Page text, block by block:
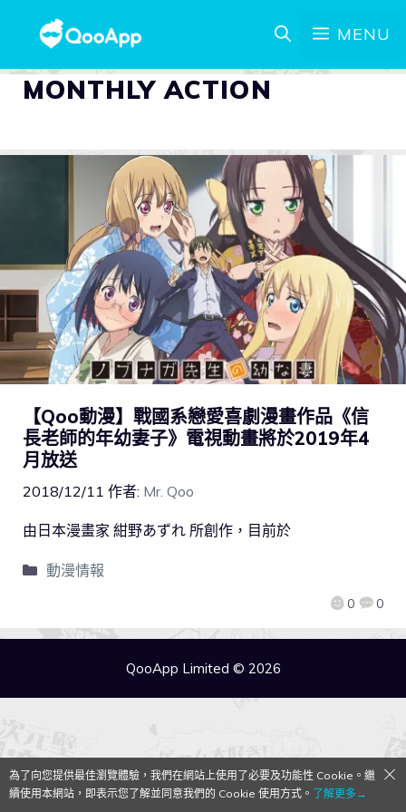
MENU
MONTHLY ACTION
【Qoo動漫】戰國系戀愛喜劇漫畫作品《信
長老師的年幼妻子》電視動畫將於2019年4
月放送
2018/12/11 作者: Mr. Qoo
0 0
由日本漫畫家 紺野あずれ 所創作，目前於
動漫情報
QooApp Limited © 2026
為了向您提供最佳瀏覽體驗，我們在網站上使用了必要及功能性 Cookie。繼
續使用本網站，即表示您了解並同意我們的 Cookie 使用方式。 了解更多→